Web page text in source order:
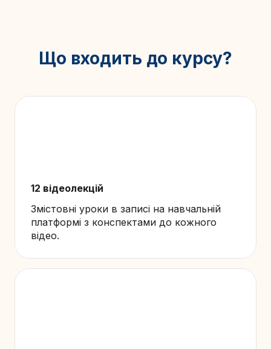
Що входить до курсу?
12 відеолекцій
Змістовні уроки в записі на навчальній
платформі з конспектами до кожного
відео.